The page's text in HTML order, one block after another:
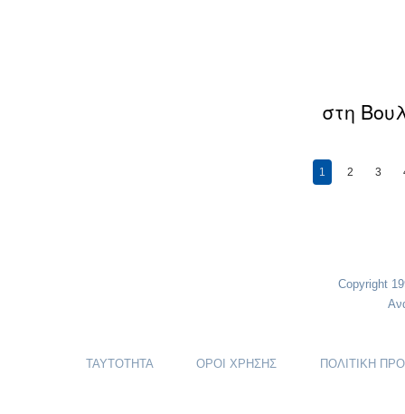
στη
1 2 3
Copyright
ΤΑΥΤΟΤΗΤΑ ΟΡΟΙ ΧΡΗΣΗΣ ΠΟΛΙΤΙΚΗ